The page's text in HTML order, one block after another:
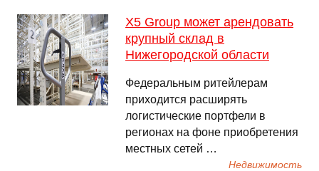
X5 Group может арендовать
крупный склад в
Нижегородской области
Федеральным ритейлерам
приходится расширять
логистические портфели в
регионах на фоне приобретения
местных сетей …
Недвижимость